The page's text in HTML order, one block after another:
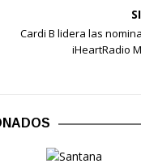
Cardi B lidera las
iHeartRadio